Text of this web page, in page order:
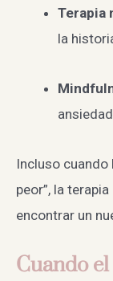
Terapia
la
ansiedad.
Incluso cuando
peor”, la
encontrar un
Cuando